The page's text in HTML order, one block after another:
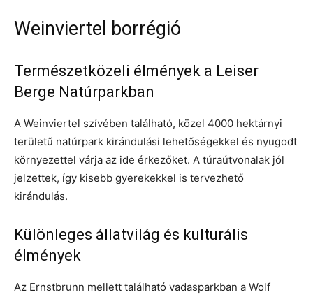
Weinviertel borrégió
Természetközeli élmények a Leiser
Berge Natúrparkban
A Weinviertel szívében található, közel 4000 hektárnyi
területű natúrpark kirándulási lehetőségekkel és nyugodt
környezettel várja az ide érkezőket. A túraútvonalak jól
jelzettek, így kisebb gyerekekkel is tervezhető
kirándulás.
Különleges állatvilág és kulturális
élmények
Az Ernstbrunn mellett található vadasparkban a Wolf